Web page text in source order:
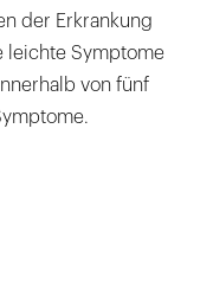
der Erkrankung
leichte Symptome
von fünf